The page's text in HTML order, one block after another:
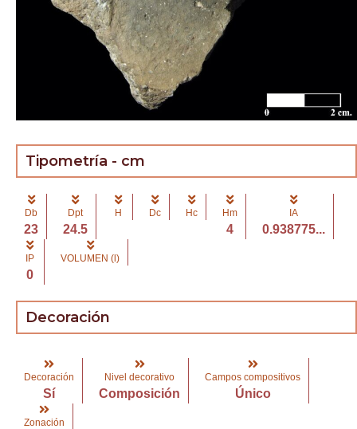
Tipometría - cm
Db
23
Dpt
24.5
H Dc Hc Hm
4
IA
0.938775...
IP
0
VOLUMEN (l)
Decoración
Decoración
Sí
Nivel decorativo
Composición
Campos compositivos
Único
Zonación